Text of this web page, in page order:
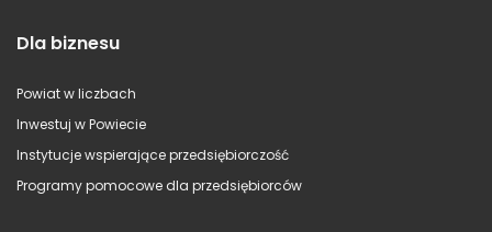
Dla biznesu
Powiat w liczbach
Inwestuj w Powiecie
Instytucje wspierające przedsiębiorczość
Programy pomocowe dla przedsiębiorców